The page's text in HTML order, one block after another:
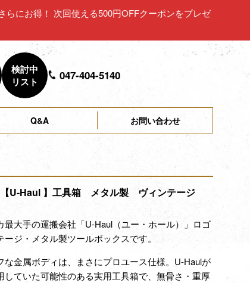
らにお得！ 次回使える500円OFFクーポンをプレゼ
検討中
リスト
047-404-5140
Q&A お問い合わせ
【U-Haul 】工具箱 メタル製 ヴィンテージ
最大手の運搬会社「U-Haul（ユー・ホール）」ロゴ
ージ・メタル製ツールボックスです。
な金属ボディは、まさにプロユース仕様。U-Haulが
していた可能性のある実用工具箱で、無骨さ・重厚